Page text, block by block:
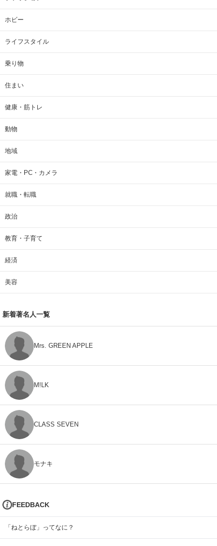
ホビー
ライフスタイル
乗り物
住まい
健康・筋トレ
動物
地域
家電・PC・カメラ
就職・転職
政治
教育・子育て
経済
美容
新着著名人一覧
Mrs. GREEN APPLE
M!LK
CLASS SEVEN
モナキ
FEEDBACK
「ねとらぼ」ってなに？